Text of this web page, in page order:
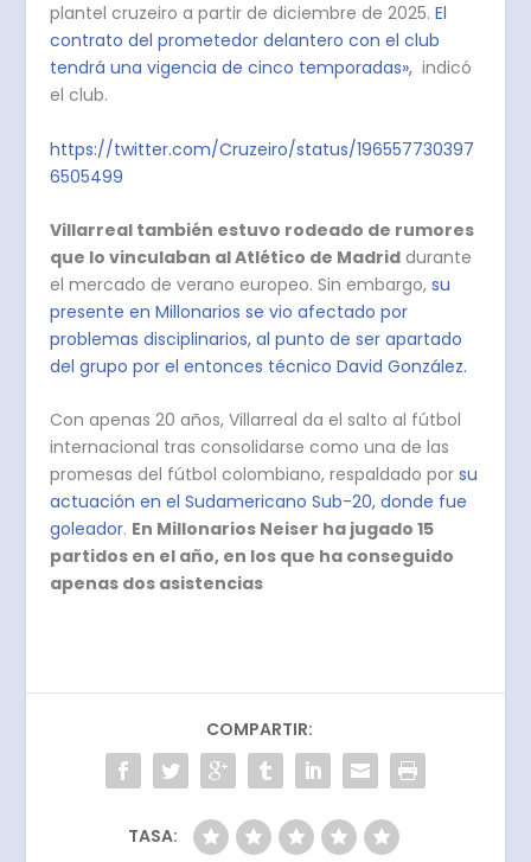
plantel cruzeiro a partir de diciembre de 2025.El
contrato del prometedor delantero con el club
tendrá una vigencia de cinco temporadas», indicó
el club.
https://twitter.com/Cruzeiro/status/196557730397
6505499
Villarreal también estuvo rodeado de rumores
que lo vinculaban al Atlético de Madrid durante
el mercado de verano europeo. Sin embargo,su
presente en Millonarios se vio afectado por
problemas disciplinarios, al punto de ser apartado
del grupo por el entonces técnico David González.
Con apenas 20 años, Villarreal da el salto al fútbol
internacional tras consolidarse como una de las
promesas del fútbol colombiano, respaldado por su
actuación en el Sudamericano Sub-20, donde fue
goleador. En Millonarios Neiser ha jugado 15
partidos en el año, en los que ha conseguido
apenas dos asistencias
COMPARTIR:
TASA: